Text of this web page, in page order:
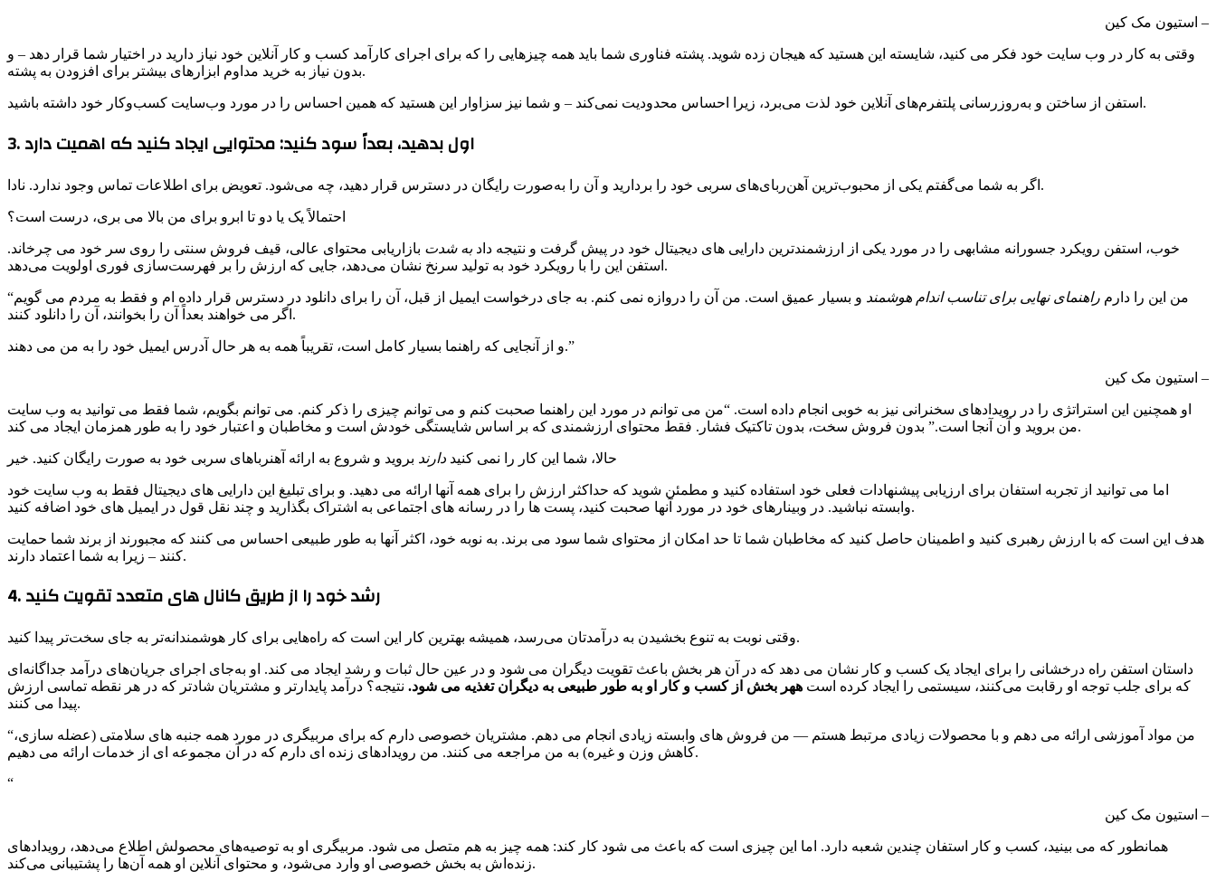
– استیون مک کین
وقتی به کار در وب سایت خود فکر می کنید، شایسته این هستید که هیجان زده شوید. پشته فناوری شما باید همه چیزهایی را که برای اجرای کارآمد کسب و کار آنلاین خود نیاز دارید در اختیار شما قرار دهد – و
بدون نیاز به خرید مداوم ابزارهای بیشتر برای افزودن به پشته.
استفن از ساختن و به‌روزرسانی پلتفرم‌های آنلاین خود لذت می‌برد، زیرا احساس محدودیت نمی‌کند – و شما نیز سزاوار این هستید که همین احساس را در مورد وب‌سایت کسب‌وکار خود داشته باشید.
3. اول بدهید، بعداً سود کنید: محتوایی ایجاد کنید که اهمیت دارد
اگر به شما می‌گفتم یکی از محبوب‌ترین آهن‌ربای‌های سربی خود را بردارید و آن را به‌صورت رایگان در دسترس قرار دهید، چه می‌شود. تعویض برای اطلاعات تماس وجود ندارد. نادا.
احتمالاً یک یا دو تا ابرو برای من بالا می بری، درست است؟
خوب، استفن رویکرد جسورانه مشابهی را در مورد یکی از ارزشمندترین دارایی های دیجیتال خود در پیش گرفت و نتیجه دادبه شدت بازاریابی محتوای عالی، قیف فروش سنتی را روی سر خود می چرخاند.
استفن این را با رویکرد خود به تولید سرنخ نشان می‌دهد، جایی که ارزش را بر فهرست‌سازی فوری اولویت می‌دهد.
“من این را دارم راهنمای نهایی برای تناسب اندام هوشمند و بسیار عمیق است. من آن را دروازه نمی کنم. به جای درخواست ایمیل از قبل، آن را برای دانلود در دسترس قرار داده ام و فقط به مردم می گویم
اگر می خواهند بعداً آن را بخوانند، آن را دانلود کنند.
و از آنجایی که راهنما بسیار کامل است، تقریباً همه به هر حال آدرس ایمیل خود را به من می دهند.”
– استیون مک کین
او همچنین این استراتژی را در رویدادهای سخنرانی نیز به خوبی انجام داده است. “من می توانم در مورد این راهنما صحبت کنم و می توانم چیزی را ذکر کنم. می توانم بگویم، شما فقط می توانید به وب سایت
من بروید و آن آنجا است.” بدون فروش سخت، بدون تاکتیک فشار. فقط محتوای ارزشمندی که بر اساس شایستگی خودش است و مخاطبان و اعتبار خود را به طور همزمان ایجاد می کند.
حالا، شما این کار را نمی کنید دارند بروید و شروع به ارائه آهنرباهای سربی خود به صورت رایگان کنید. خیر
اما می توانید از تجربه استفان برای ارزیابی پیشنهادات فعلی خود استفاده کنید و مطمئن شوید که حداکثر ارزش را برای همه آنها ارائه می دهید. و برای تبلیغ این دارایی های دیجیتال فقط به وب سایت خود
وابسته نباشید. در وبینارهای خود در مورد آنها صحبت کنید، پست ها را در رسانه های اجتماعی به اشتراک بگذارید و چند نقل قول در ایمیل های خود اضافه کنید.
هدف این است که با ارزش رهبری کنید و اطمینان حاصل کنید که مخاطبان شما تا حد امکان از محتوای شما سود می برند. به نوبه خود، اکثر آنها به طور طبیعی احساس می کنند که مجبورند از برند شما حمایت
کنند – زیرا به شما اعتماد دارند.
4. رشد خود را از طریق کانال های متعدد تقویت کنید
وقتی نوبت به تنوع بخشیدن به درآمدتان می‌رسد، همیشه بهترین کار این است که راه‌هایی برای کار هوشمندانه‌تر به جای سخت‌تر پیدا کنید.
داستان استفن راه درخشانی را برای ایجاد یک کسب و کار نشان می دهد که در آن هر بخش باعث تقویت دیگران می شود و در عین حال ثبات و رشد ایجاد می کند. او به‌جای اجرای جریان‌های درآمد جداگانه‌ای
که برای جلب توجه او رقابت می‌کنند، سیستمی را ایجاد کرده است ههر بخش از کسب و کار او به طور طبیعی به دیگران تغذیه می شود. نتیجه؟ درآمد پایدارتر و مشتریان شادتر که در هر نقطه تماسی ارزش
پیدا می کنند.
“من مواد آموزشی ارائه می دهم و با محصولات زیادی مرتبط هستم — من فروش های وابسته زیادی انجام می دهم. مشتریان خصوصی دارم که برای مربیگری در مورد همه جنبه های سلامتی (عضله سازی،
کاهش وزن و غیره) به من مراجعه می کنند. من رویدادهای زنده ای دارم که در آن مجموعه ای از خدمات ارائه می دهیم.
“
– استیون مک کین
همانطور که می بینید، کسب و کار استفان چندین شعبه دارد. اما این چیزی است که باعث می شود کار کند: همه چیز به هم متصل می شود. مربیگری او به توصیه‌های محصولش اطلاع می‌دهد، رویدادهای
زنده‌اش به بخش خصوصی او وارد می‌شود، و محتوای آنلاین او همه آن‌ها را پشتیبانی می‌کند.